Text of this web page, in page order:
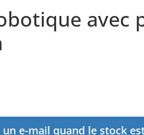
avec
un e-mail quand le stock